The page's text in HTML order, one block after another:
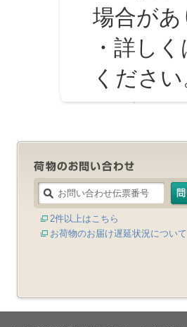
場合があ
・詳しく
ください
2件以上はこちら
お荷物のお届け遅延状況について